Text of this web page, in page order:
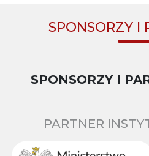
SPONSORZY I
SPONSORZY I
PARTNER